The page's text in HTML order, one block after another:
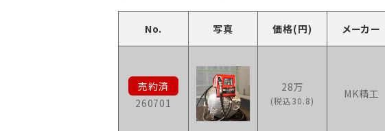
No. 写真 価格(円) メーカー
260701
28万
(税込30.8)
MK精工